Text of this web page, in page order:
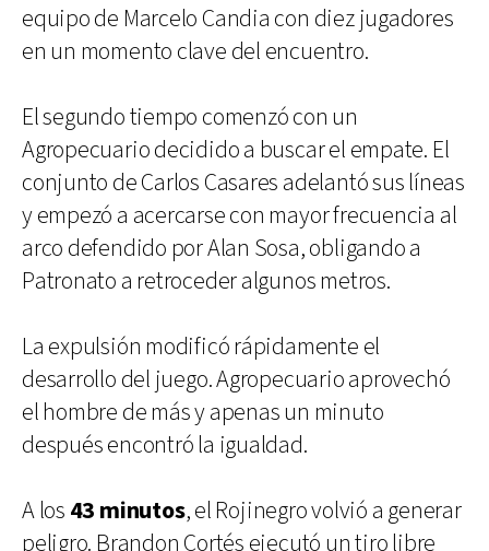
equipo de Marcelo Candia con diez jugadores
en un momento clave del encuentro.
El segundo tiempo comenzó con un
Agropecuario decidido a buscar el empate. El
conjunto de Carlos Casares adelantó sus líneas
y empezó a acercarse con mayor frecuencia al
arco defendido por Alan Sosa, obligando a
Patronato a retroceder algunos metros.
La expulsión modificó rápidamente el
desarrollo del juego. Agropecuario aprovechó
el hombre de más y apenas un minuto
después encontró la igualdad.
A los 43 minutos, el Rojinegro volvió a generar
peligro. Brandon Cortés ejecutó un tiro libre